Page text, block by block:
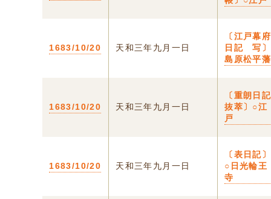
1683/10/20 天和三年九月一日
〔江戸幕府
日記 写〕
島原松平藩
1683/10/20 天和三年九月一日
〔重朗日記
抜萃〕○江
戸
1683/10/20 天和三年九月一日
〔表日記〕
○日光輪王
寺